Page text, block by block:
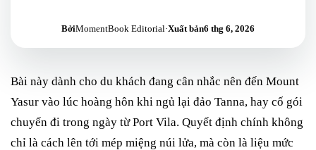
BởiMomentBook Editorial·Xuất bản6 thg 6, 2026
Bài này dành cho du khách đang cân nhắc nên đến Mount
Yasur vào lúc hoàng hôn khi ngủ lại đảo Tanna, hay cố gói
chuyến đi trong ngày từ Port Vila. Quyết định chính không
chỉ là cách lên tới mép miệng núi lửa, mà còn là liệu mức